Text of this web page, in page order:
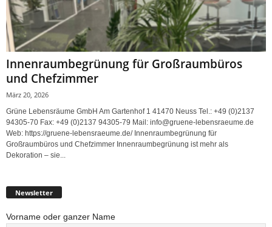
Innenraumbegrünung für Großraumbüros
und Chefzimmer
März 20, 2026
Grüne Lebensräume GmbH Am Gartenhof 1 41470 Neuss Tel.: +49 (0)2137
94305-70 Fax: +49 (0)2137 94305-79 Mail: info@gruene-lebensraeume.de
Web: https://gruene-lebensraeume.de/ Innenraumbegrünung für
Großraumbüros und Chefzimmer Innenraumbegrünung ist mehr als
Dekoration – sie...
Newsletter
Vorname oder ganzer Name